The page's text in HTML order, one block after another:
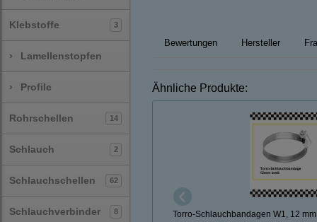
Klebstoffe 3
› Lamellenstopfen
› Profile
Rohrschellen 14
Schlauch 2
Schlauchschellen 62
Schlauchverbinder 8
Bewertungen Hersteller
Ähnliche Produkte:
Torro-Schlauchbandagen W1, 12